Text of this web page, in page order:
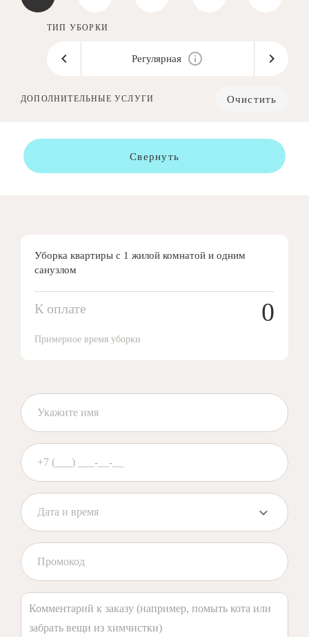
ТИП УБОРКИ
Регулярная
ДОПОЛНИТЕЛЬНЫЕ УСЛУГИ Очистить
Свернуть
Уборка квартиры с 1 жилой комнатой и одним
санузлом
К оплате 0
Примерное время уборки